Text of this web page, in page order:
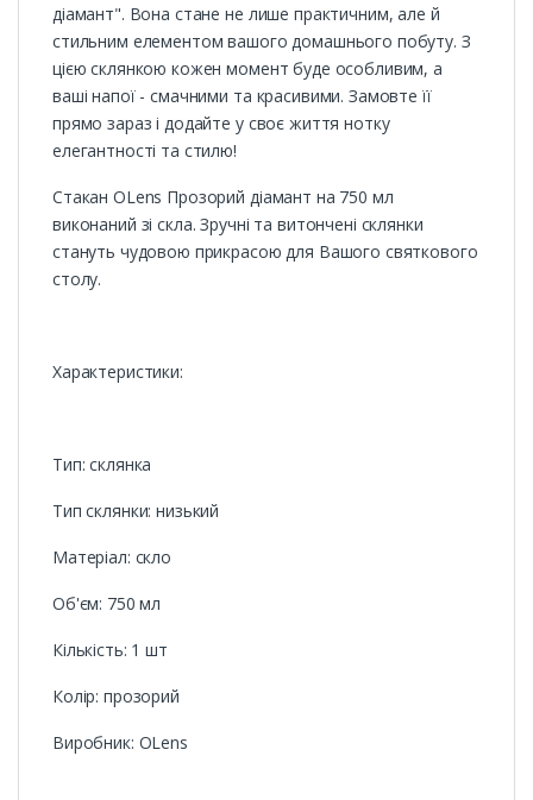
діамант". Вона стане не лише практичним, але й
стильним елементом вашого домашнього побуту. З
цією склянкою кожен момент буде особливим, а
ваші напої - смачними та красивими. Замовте її
прямо зараз і додайте у своє життя нотку
елегантності та стилю!
Стакан OLens Прозорий діамант на 750 мл
виконаний зі скла. Зручні та витончені склянки
стануть чудовою прикрасою для Вашого святкового
столу.
Характеристики:
Тип: склянка
Тип склянки: низький
Матеріал: скло
Об'єм: 750 мл
Кількість: 1 шт
Колір: прозорий
Виробник: OLens